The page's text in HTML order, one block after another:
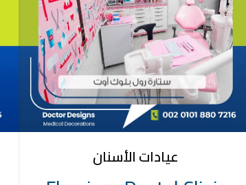
عيادات الأسنان